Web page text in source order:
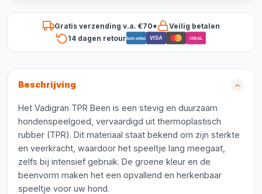
Gratis verzending v.a. €70*
Veilig betalen
14 dagen retourBancontact VISA iDEAL
Beschrijving
Het Vadigran TPR Been is een stevig en duurzaam
hondenspeelgoed, vervaardigd uit thermoplastisch
rubber (TPR). Dit materiaal staat bekend om zijn sterkte
en veerkracht, waardoor het speeltje lang meegaat,
zelfs bij intensief gebruik. De groene kleur en de
beenvorm maken het een opvallend en herkenbaar
speeltje voor uw hond.